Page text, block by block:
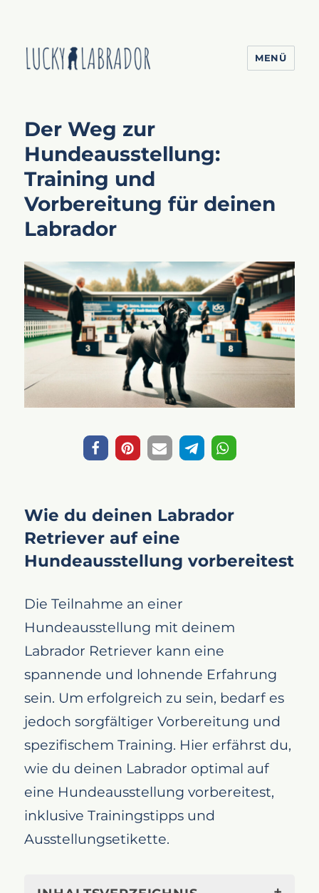
MENÜ
Der Weg zur
Hundeausstellung:
Training und
Vorbereitung für deinen
Labrador
Wie du deinen Labrador
Retriever auf eine
Hundeausstellung vorbereitest
Die Teilnahme an einer
Hundeausstellung mit deinem
Labrador Retriever kann eine
spannende und lohnende Erfahrung
sein. Um erfolgreich zu sein, bedarf es
jedoch sorgfältiger Vorbereitung und
spezifischem Training. Hier erfährst du,
wie du deinen Labrador optimal auf
eine Hundeausstellung vorbereitest,
inklusive Trainingstipps und
Ausstellungsetikette.